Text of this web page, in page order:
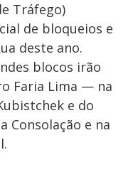
Tráfego)
de bloqueios e
deste ano.
blocos irão
Faria Lima — na
e do
Consolação e na